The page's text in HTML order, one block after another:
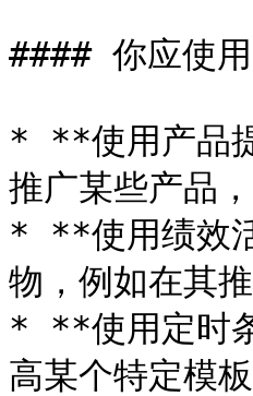
#### 你应使
* **使用产品
推广某些产品
* **使用绩效
物，例如在其
* **使用定时
高某个特定模